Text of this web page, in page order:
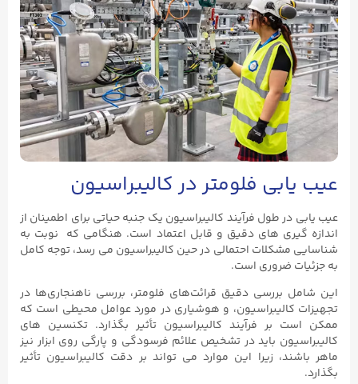
عیب یابی فلومتر در کالیبراسیون
عیب یابی در طول فرآیند کالیبراسیون یک جنبه حیاتی برای اطمینان از
اندازه گیری های دقیق و قابل اعتماد است. هنگامی که نوبت به
شناسایی مشکلات احتمالی در حین کالیبراسیون می رسد، توجه کامل
به جزئیات ضروری است.
این شامل بررسی دقیق قرائت‌های فلومتر، بررسی ناهنجاری‌ها در
تجهیزات کالیبراسیون، و هوشیاری در مورد عوامل محیطی است که
ممکن است بر فرآیند کالیبراسیون تأثیر بگذارد. تکنسین های
کالیبراسیون باید در تشخیص علائم فرسودگی و پارگی روی ابزار نیز
ماهر باشند، زیرا این موارد می تواند بر دقت کالیبراسیون تأثیر
بگذارد.